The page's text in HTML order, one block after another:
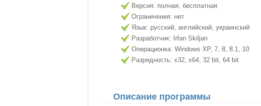
Версия: полная, бесплатная
Ограничения: нет
Язык: русский, английский, украинский
Разработчик: Irfan Skiljan
Операционка: Windows XP, 7, 8, 8.1, 10
Разрядность: x32, x64, 32 bit, 64 bit
Описание программы